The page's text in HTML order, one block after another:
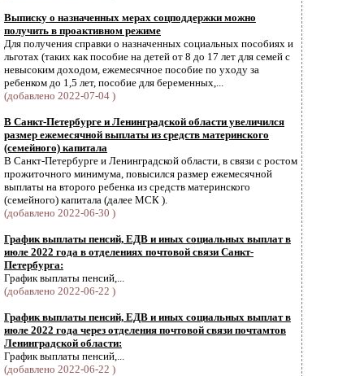
Выписку о назначенных мерах соцподдержки можно
получить в проактивном режиме
Для получения справки о назначенных социальных пособиях и
льготах (таких как пособие на детей от 8 до 17 лет для семей с
невысоким доходом, ежемесячное пособие по уходу за
ребенком до 1,5 лет, пособие для беременных,...
(добавлено 2022-07-04 )
В Санкт-Петербурге и Ленинградской области увеличился
размер ежемесячной выплаты из средств материнского
(семейного) капитала
В Санкт-Петербурге и Ленинградской области, в связи с ростом
прожиточного минимума, повысился размер ежемесячной
выплаты на второго ребенка из средств материнского
(семейного) капитала (далее МСК ).
(добавлено 2022-06-30 )
График выплаты пенсий, ЕДВ и иных социальных выплат в
июле 2022 года в отделениях почтовой связи Санкт-
Петербурга:
График выплаты пенсий,...
(добавлено 2022-06-22 )
График выплаты пенсий, ЕДВ и иных социальных выплат в
июле 2022 года через отделения почтовой связи почтамтов
Ленинградской области:
График выплаты пенсий,...
(добавлено 2022-06-22 )